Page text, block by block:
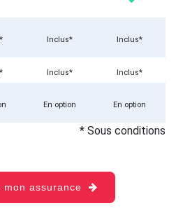
Inclus* Inclus*
Inclus* Inclus*
En option En option
* Sous conditions
mon assurance